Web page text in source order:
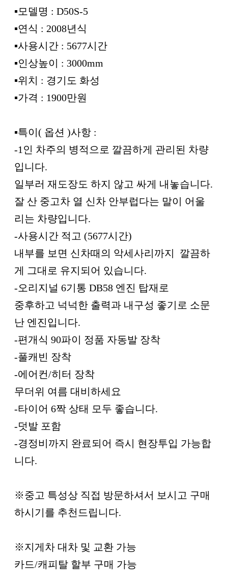
▪︎모델명 : D50S-5
▪︎연식 : 2008년식
▪︎사용시간 : 5677시간
▪︎인상높이 : 3000mm
▪︎위치 : 경기도 화성
▪︎가격 : 1900만원
▪︎특이( 옵션 )사항 :
-1인 차주의 병적으로 깔끔하게 관리된 차량
입니다.
일부러 재도장도 하지 않고 싸게 내놓습니다.
잘 산 중고차 열 신차 안부럽다는 말이 어울
리는 차량입니다.
-사용시간 적고 (5677시간)
내부를 보면 신차때의 악세사리까지 깔끔하
게 그대로 유지되어 있습니다.
-오리지널 6기통 DB58 엔진 탑재로
중후하고 넉넉한 출력과 내구성 좋기로 소문
난 엔진입니다.
-편개식 90파이 정품 자동발 장착
-풀캐빈 장착
-에어컨/히터 장착
무더위 여름 대비하세요
-타이어 6짝 상태 모두 좋습니다.
-덧발 포함
-경정비까지 완료되어 즉시 현장투입 가능합
니다.
※중고 특성상 직접 방문하셔서 보시고 구매
하시기를 추천드립니다.
※지게차 대차 및 교환 가능
카드/캐피탈 할부 구매 가능